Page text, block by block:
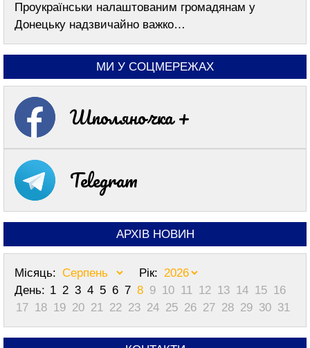
Проукраїнськи налаштованим громадянам у
Донецьку надзвичайно важко…
МИ У СОЦМЕРЕЖАХ
Шполяночка +
Telegram
АРХІВ НОВИН
Місяць:
Рік:
День: 1 2 3 4 5 6 7 8 9 10 11 12 13 14 15 16
17 18 19 20 21 22 23 24 25 26 27 28 29 30 31